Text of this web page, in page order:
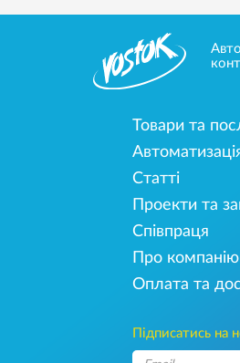
Товари та
Статті
Проекти та
Співпраця
Про компанію
Оплата та
Підписатись на